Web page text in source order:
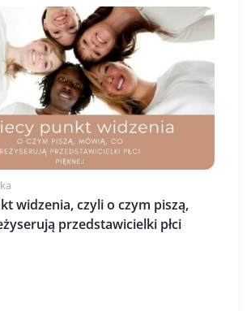
widzenia, czyli o czym piszą,
przedstawicielki płci